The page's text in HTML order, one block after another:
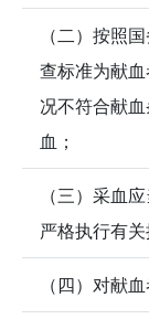
（二）按照
查标准为献
况不符合献
血；
（三）采血
严格执行有
（四）对献